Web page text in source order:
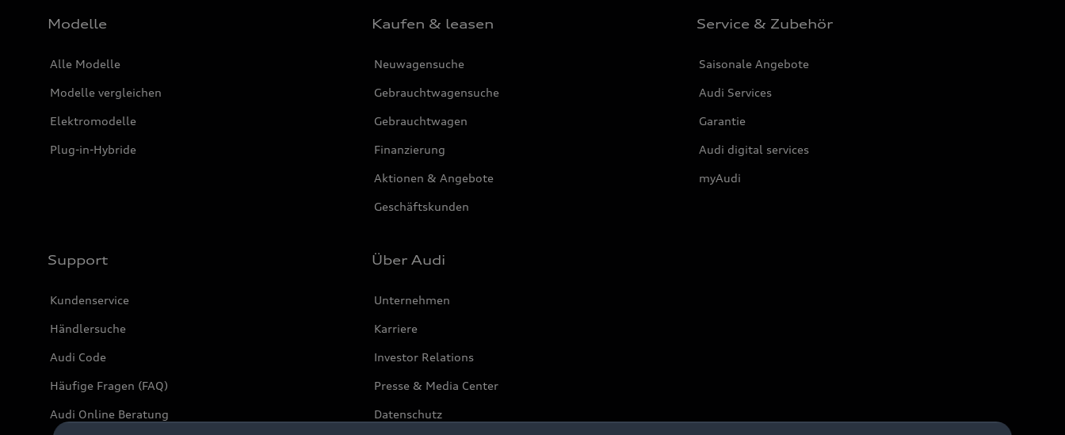
Modelle
Alle Modelle
Modelle vergleichen
Elektromodelle
Plug-in-Hybride
Kaufen & leasen
Neuwagensuche
Gebrauchtwagensuche
Gebrauchtwagen
Finanzierung
Aktionen & Angebote
Geschäftskunden
Service & Zubehör
Saisonale Angebote
Audi Services
Garantie
Audi digital services
myAudi
Support
Kundenservice
Händlersuche
Audi Code
Häufige Fragen (FAQ)
Audi Online Beratung
Über Audi
Unternehmen
Karriere
Investor Relations
Presse & Media Center
Datenschutz